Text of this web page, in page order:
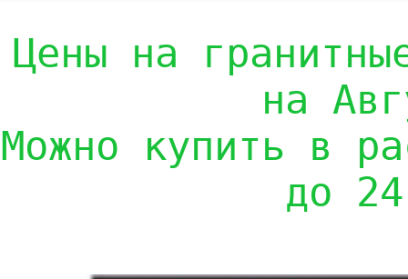
Цены на
на
Можно купить в
до